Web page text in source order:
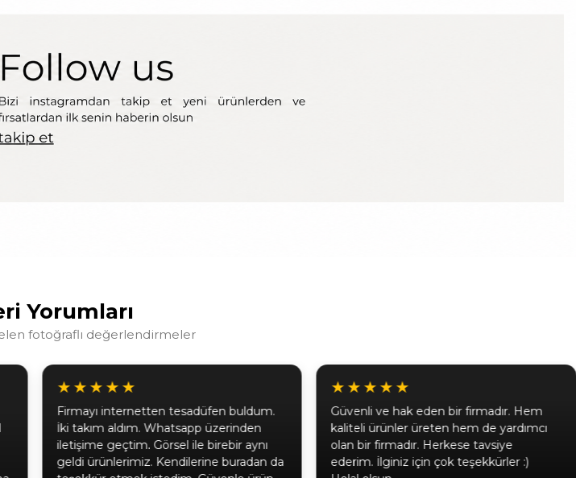
Yorumları
fotoğraflı değerlendirmeler
★★★★★
Firmayı internetten tesadüfen buldum.
İki takım aldım. Whatsapp üzerinden
iletişime geçtim. Görsel ile birebir aynı
geldi ürünlerimiz. Kendilerine buradan da
★★★★★
Güvenli ve hak eden bir firmadır. Hem
kaliteli ürünler üreten hem de yardımcı
olan bir firmadır. Herkese tavsiye
ederim. İlginiz için çok teşekkürler :)